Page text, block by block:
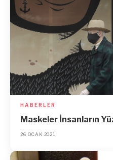
HABERLER
Maskeler İnsanların
26 OCAK 2021